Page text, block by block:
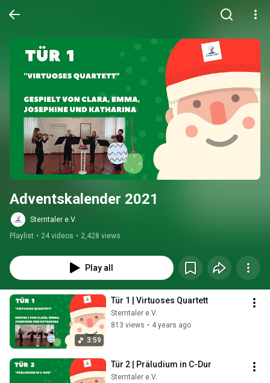
Adventskalender 2021
Sterntaler e.V.
Playlist • 24 videos • 2,428 views
Play all
3:59
Tür 1 | Virtuoses Quartett
Sterntaler e.V.
813 views • 4 years ago
Tür 2 | Präludium in C-Dur
Sterntaler e.V.